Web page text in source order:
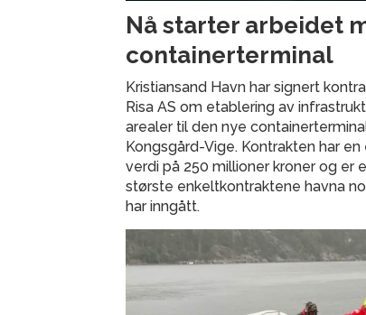
Nå starter arbeidet
containerterminal
Kristiansand Havn har signert
Risa AS om etablering av
arealer til den nye
Kongsgård-Vige. Kontrakten har
verdi på 250 millioner kroner og er
største enkeltkontraktene havna
har inngått.